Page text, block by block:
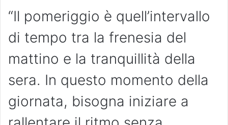
“Il pomeriggio è quell’intervallo
di tempo tra la frenesia del
mattino e la tranquillità della
sera. In questo momento della
giornata, bisogna iniziare a